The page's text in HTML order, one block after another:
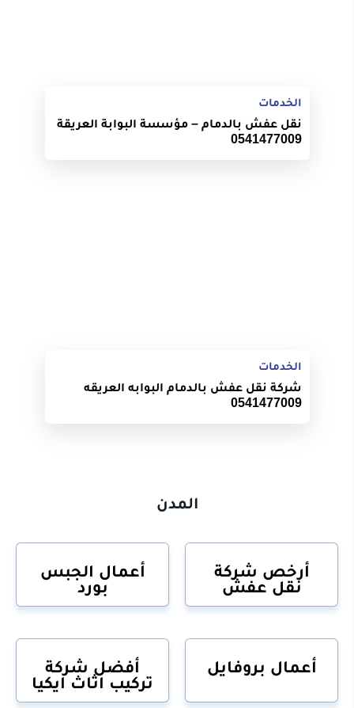
الخدمات
نقل عفش بالدمام – مؤسسة البوابة العريقة
0541477009
الخدمات
شركة نقل عفش بالدمام البوابه العريقه
0541477009
المدن
أرخص شركة
نقل عفش
أعمال الجبس
بورد
أعمال بروفايل
أفضل شركة
تركيب اثاث ايكيا